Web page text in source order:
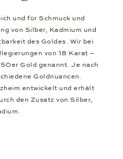
und für Schmuck und
von Silber, Kadmium und
des Goldes. Wir bei
von 18 Karat –
Gold genannt. Je nach
Goldnuancen.
entwickelt und erhält
den Zusatz von Silber,